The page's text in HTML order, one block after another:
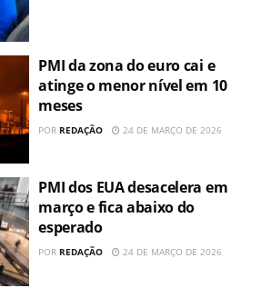
PMI da zona do euro cai e
atinge o menor nível em 10
meses
POR REDAÇÃO 24 DE MARÇO DE 2026
PMI dos EUA desacelera em
março e fica abaixo do
esperado
POR REDAÇÃO 24 DE MARÇO DE 2026